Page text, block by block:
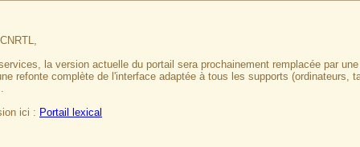
la version actuelle du portail sera prochainement remplacée par
refonte complète de l'interface adaptée à tous les supports (ordinateurs,
ici : Portail lexical